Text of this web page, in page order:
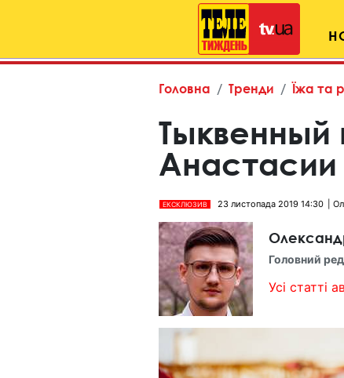
Головна Тренди Їжа та
Тыквенный
ЕКСКЛЮЗИВ 23 листопада 2019 14:30
Головний
Усі статті